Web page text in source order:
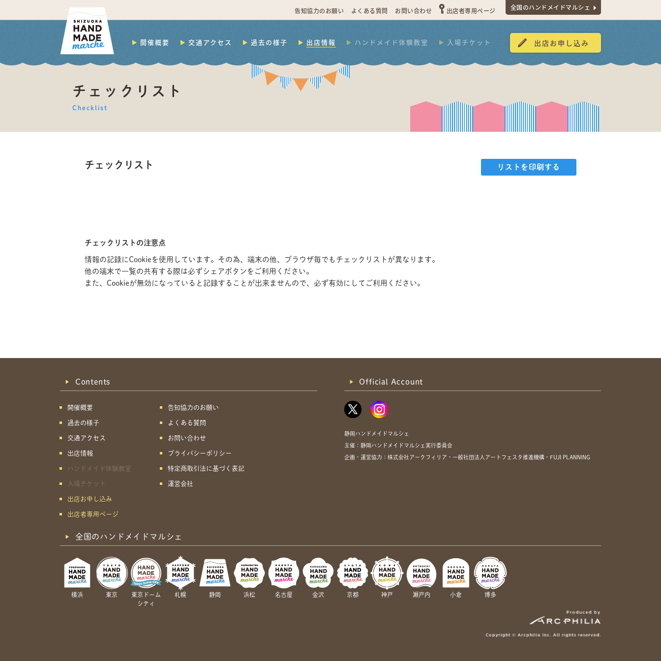
告知協力のお願い よくある質問 お問い合わせ 出店者専用ページ 全国のハンドメイドマルシェ
開催概要 交通アクセス 過去の様子 出店情報 ハンドメイド体験教室 入場チケット 出店お申し込み
チェックリスト
Checklist
チェックリスト リストを印刷する
チェックリストの注意点
情報の記録にCookieを使用しています。その為、端末の他、ブラウザ毎でもチェックリストが異なります。
他の端末で一覧の共有する際は必ずシェアボタンをご利用ください。
また、Cookieが無効になっていると記録することが出来ませんので、必ず有効にしてご利用ください。
Contents
開催概要
過去の様子
交通アクセス
出店情報
ハンドメイド体験教室
入場チケット
出店お申し込み
出店者専用ページ
告知協力のお願い
よくある質問
お問い合わせ
プライバシーポリシー
特定商取引法に基づく表記
運営会社
Official Account
静岡ハンドメイドマルシェ
主催：静岡ハンドメイドマルシェ実行委員会
企画・運営協力：株式会社アークフィリア・一般社団法人アートフェスタ推進機構・FUJI PLANNING
全国のハンドメイドマルシェ
横浜 東京
東京ドーム
シティ
札幌 静岡 浜松 名古屋 金沢 京都 神戸 瀬戸内 小倉 博多